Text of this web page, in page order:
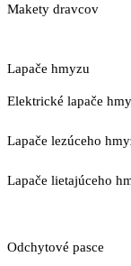
Makety dravcov
Lapače hmyzu
Elektrické lapače
Lapače lezúceho
Lapače lietajúceho
Odchytové pasce